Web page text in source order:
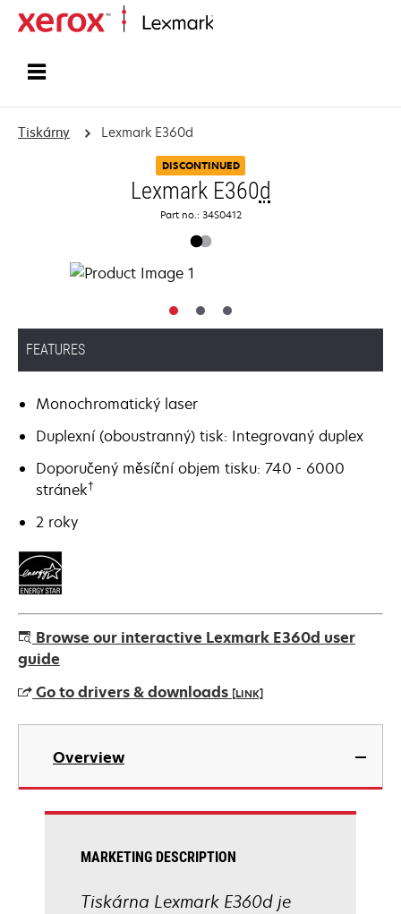
Tiskárny Lexmark E360d
DISCONTINUED
Lexmark E360d
Part no.: 34S0412
FEATURES
Monochromatický laser
Duplexní (oboustranný) tisk: Integrovaný duplex
Doporučený měsíční objem tisku: 740 - 6000
stránek†
2 roky
Browse our interactive Lexmark E360d user
guide
Go to drivers & downloads [LINK]
opens
new
Overview
MARKETING DESCRIPTION
Tiskárna Lexmark E360d je